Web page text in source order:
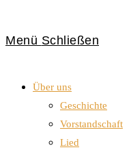
Menü Schließen
Über uns
Geschichte
Vorstandschaft
Lied